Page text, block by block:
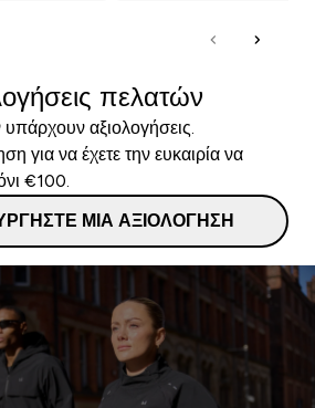
πελατών
αξιολογήσεις.
για να έχετε την ευκαιρία να
€100.
ΜΙΑ ΑΞΙΟΛΌΓΗΣΗ